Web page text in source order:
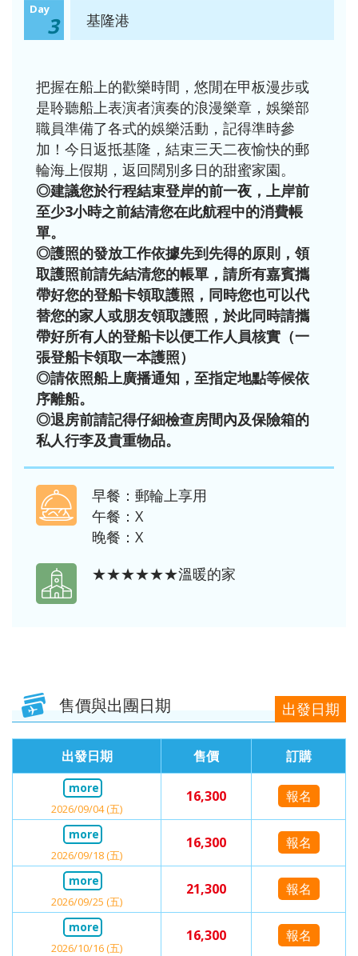
Day
3 基隆港
把握在船上的歡樂時間，悠閒在甲板漫步或
是聆聽船上表演者演奏的浪漫樂章，娛樂部
職員準備了各式的娛樂活動，記得準時參
加！今日返抵基隆，結束三天二夜愉快的郵
輪海上假期，返回闊別多日的甜蜜家園。
◎建議您於行程結束登岸的前一夜，上岸前
至少3小時之前結清您在此航程中的消費帳
單。
◎護照的發放工作依據先到先得的原則，領
取護照前請先結清您的帳單，請所有嘉賓攜
帶好您的登船卡領取護照，同時您也可以代
替您的家人或朋友領取護照，於此同時請攜
帶好所有人的登船卡以便工作人員核實（一
張登船卡領取一本護照）
◎請依照船上廣播通知，至指定地點等候依
序離船。
◎退房前請記得仔細檢查房間內及保險箱的
私人行李及貴重物品。
早餐：郵輪上享用
午餐：X
晚餐：X
★★★★★★溫暖的家
售價與出團日期 出發日期
出發日期 售價 訂購
2026/09/04 (五)
16,300 報名
2026/09/18 (五)
16,300 報名
2026/09/25 (五)
21,300 報名
2026/10/16 (五)
16,300 報名